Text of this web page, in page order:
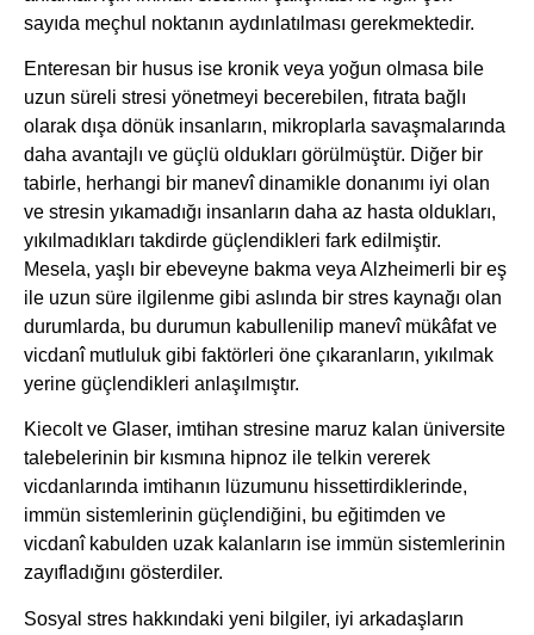
sayıda meçhul noktanın aydınlatılması gerekmektedir.
Enteresan bir husus ise kronik veya yoğun olmasa bile
uzun süreli stresi yönetmeyi becerebilen, fıtrata bağlı
olarak dışa dönük insanların, mikroplarla savaşmalarında
daha avantajlı ve güçlü oldukları görülmüştür. Diğer bir
tabirle, herhangi bir manevî dinamikle donanımı iyi olan
ve stresin yıkamadığı insanların daha az hasta oldukları,
yıkılmadıkları takdirde güçlendikleri fark edilmiştir.
Mesela, yaşlı bir ebeveyne bakma veya Alzheimerli bir eş
ile uzun süre ilgilenme gibi aslında bir stres kaynağı olan
durumlarda, bu durumun kabullenilip manevî mükâfat ve
vicdanî mutluluk gibi faktörleri öne çıkaranların, yıkılmak
yerine güçlendikleri anlaşılmıştır.
Kiecolt ve Glaser, imtihan stresine maruz kalan üniversite
talebelerinin bir kısmına hipnoz ile telkin vererek
vicdanlarında imtihanın lüzumunu hissettirdiklerinde,
immün sistemlerinin güçlendiğini, bu eğitimden ve
vicdanî kabulden uzak kalanların ise immün sistemlerinin
zayıfladığını gösterdiler.
Sosyal stres hakkındaki yeni bilgiler, iyi arkadaşların